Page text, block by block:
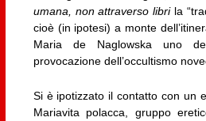
umana, non attraverso librila
cioè (in ipotesi) a monte
Maria de Naglowska uno
provocazione dell’occultismo
Si è ipotizzato il contatto con un
Mariavita polacca, gruppo